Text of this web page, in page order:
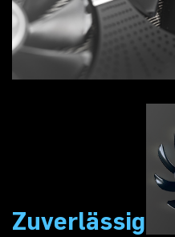
Zuverlässigkeit